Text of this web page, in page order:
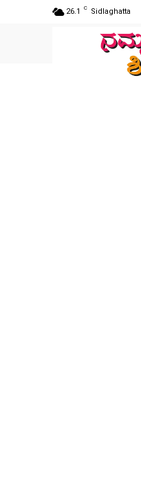
26.1 C Sidlaghatta